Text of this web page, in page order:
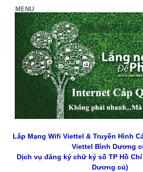
Lắp Mạng Wifi Viettel & Truyền Hình
Viettel Bình Dương
Dịch vụ đăng ký chữ ký số TP Hồ
Dương củ)